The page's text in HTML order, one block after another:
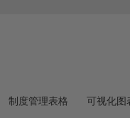
制度管理表格 可视化图